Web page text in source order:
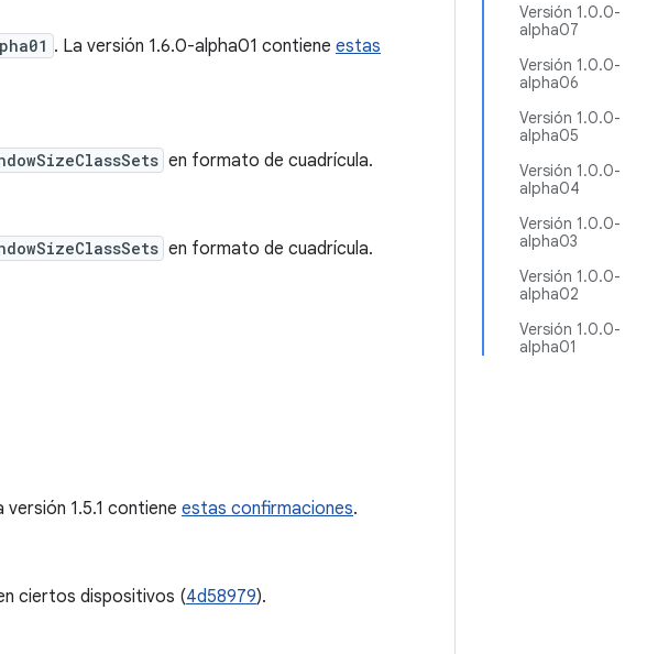
Versión 1.0.0-
alpha07
Versión 1.0.0-
alpha06
Versión 1.0.0-
alpha05
Versión 1.0.0-
alpha04
Versión 1.0.0-
alpha03
Versión 1.0.0-
alpha02
Versión 1.0.0-
alpha01
. La versión 1.6.0-alpha01 contiene estas
en formato de cuadrícula.
en formato de cuadrícula.
versión 1.5.1 contiene estas confirmaciones.
ciertos dispositivos (4d58979).